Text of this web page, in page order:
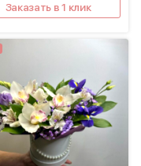
Заказать в 1 клик